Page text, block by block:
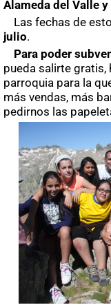
Alameda del Valle
Las fechas de
julio.
Para poder
pueda salirte gratis,
parroquia para la
más vendas, más
pedirnos las